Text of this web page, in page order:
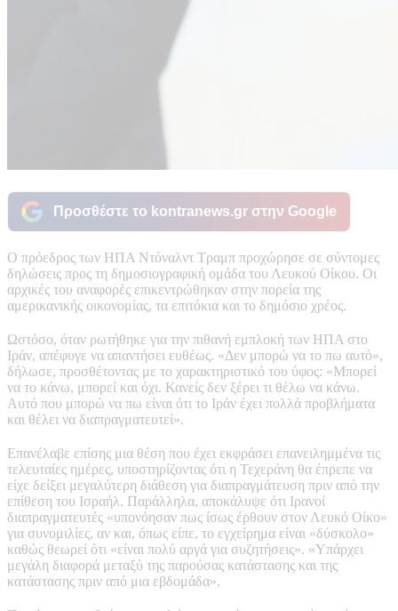
Προσθέστε το kontranews.gr στην Google
Ο πρόεδρος των ΗΠΑ Ντόναλντ Τραμπ προχώρησε σε σύντομες
δηλώσεις προς τη δημοσιογραφική ομάδα του Λευκού Οίκου. Οι
αρχικές του αναφορές επικεντρώθηκαν στην πορεία της
αμερικανικής οικονομίας, τα επιτόκια και το δημόσιο χρέος.
Ωστόσο, όταν ρωτήθηκε για την πιθανή εμπλοκή των ΗΠΑ στο
Ιράν, απέφυγε να απαντήσει ευθέως. «Δεν μπορώ να το πω αυτό»,
δήλωσε, προσθέτοντας με το χαρακτηριστικό του ύφος: «Μπορεί
να το κάνω, μπορεί και όχι. Κανείς δεν ξέρει τι θέλω να κάνω.
Αυτό που μπορώ να πω είναι ότι το Ιράν έχει πολλά προβλήματα
και θέλει να διαπραγματευτεί».
Επανέλαβε επίσης μια θέση που έχει εκφράσει επανειλημμένα τις
τελευταίες ημέρες, υποστηρίζοντας ότι η Τεχεράνη θα έπρεπε να
είχε δείξει μεγαλύτερη διάθεση για διαπραγμάτευση πριν από την
επίθεση του Ισραήλ. Παράλληλα, αποκάλυψε ότι Ιρανοί
διαπραγματευτές «υπονόησαν πως ίσως έρθουν στον Λευκό Οίκο»
για συνομιλίες, αν και, όπως είπε, το εγχείρημα είναι «δύσκολο»
καθώς θεωρεί ότι «είναι πολύ αργά για συζητήσεις». «Υπάρχει
μεγάλη διαφορά μεταξύ της παρούσας κατάστασης και της
κατάστασης πριν από μια εβδομάδα».